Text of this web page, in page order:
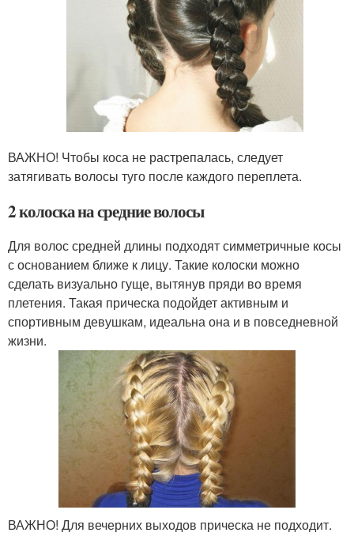
ВАЖНО! Чтобы коса не растрепалась, следует
затягивать волосы туго после каждого переплета.
2 колоска на средние волосы
Для волос средней длины подходят симметричные косы
с основанием ближе к лицу. Такие колоски можно
сделать визуально гуще, вытянув пряди во время
плетения. Такая прическа подойдет активным и
спортивным девушкам, идеальна она и в повседневной
жизни.
ВАЖНО! Для вечерних выходов прическа не подходит.